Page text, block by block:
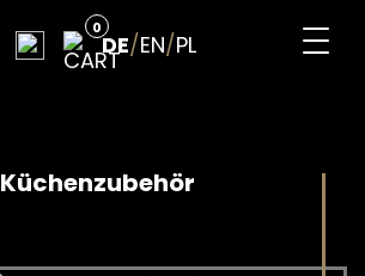
0
DE/EN/PL
Küchenzubehör